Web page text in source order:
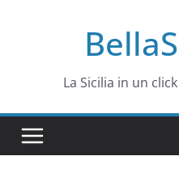
La Sicilia in un